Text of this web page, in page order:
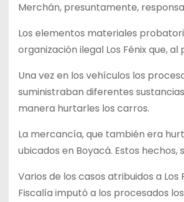
Merchán, presuntamente,
Los elementos materiales
organización ilegal Los Fénix que,
Una vez en los vehículos los
suministraban diferentes
manera hurtarles los carros.
La mercancía, que también era
ubicados en Boyacá. Estos
Varios de los casos atribuidos a
Fiscalía imputó a los procesados